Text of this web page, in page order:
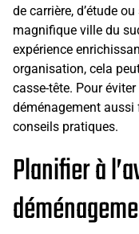
de carrière, d’étude
magnifique ville du
expérience
organisation, cela
casse-tête. Pour
déménagement aussi
conseils pratiques.
Planifier à